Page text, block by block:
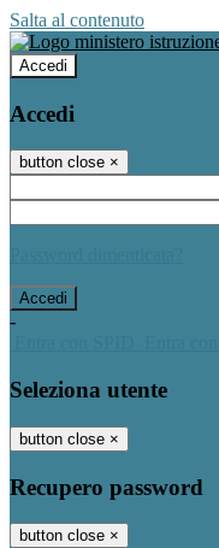
Salta al contenuto
Accedi
Accedi
button close ×
-
Seleziona utente
button close ×
Recupero password
button close ×